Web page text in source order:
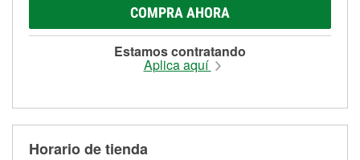
COMPRA AHORA
Estamos contratando
Aplica aquí
Horario de tienda